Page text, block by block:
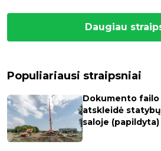
Daugiau
Populiariausi straipsniai
Dokumento failo
atskleidė
saloje (papildyta)